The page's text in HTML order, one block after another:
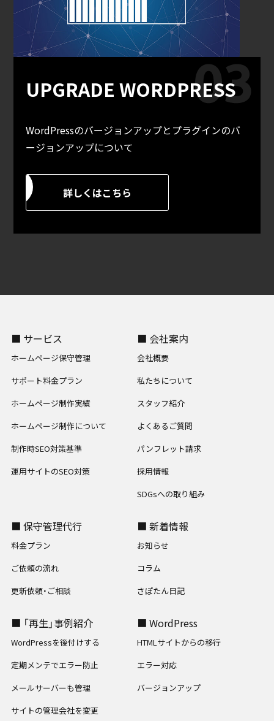
UPGRADE WORDPRESS
WordPressのバージョンアップとプラグインのバ
ージョンアップについて
詳しくはこちら
■ サービス
ホームページ保守管理
サポート料金プラン
ホームページ制作実績
ホームページ制作について
制作時SEO対策基準
運用サイトのSEO対策
■ 会社案内
会社概要
私たちについて
スタッフ紹介
よくあるご質問
パンフレット請求
採用情報
SDGsへの取り組み
■ 保守管理代行
料金プラン
ご依頼の流れ
更新依頼・ご相談
■ 新着情報
お知らせ
コラム
さぽたん日記
■ 「再生」事例紹介
WordPressを後付けする
定期メンテでエラー防止
メールサーバーも管理
サイトの管理会社を変更
■ WordPress
HTMLサイトからの移行
エラー対応
バージョンアップ